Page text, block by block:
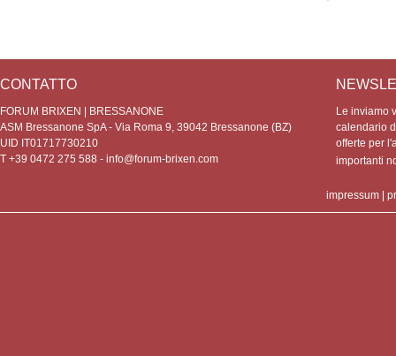
CONTATTO
FORUM BRIXEN | BRESSANONE
ASM Bressanone SpA - Via Roma 9, 39042 Bressanone (BZ)
UID IT01717730210
T +39 0472 275 588 - info@forum-brixen.com
Le inviamo
calendario
offerte per
importanti
impressum